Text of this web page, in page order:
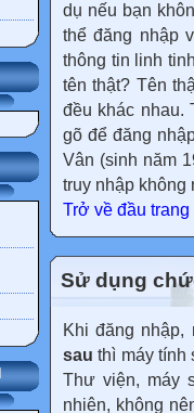
dụ nếu bạn
thể đăng nhập
thông tin linh
tên thật? Tên
đều khác nhau.
gõ để đăng
Vân (sinh năm
truy nhập không
Trở về đầu trang
Sử dụng
Khi đăng
sau thì máy tính
Thư viện, máy
nhiên, không